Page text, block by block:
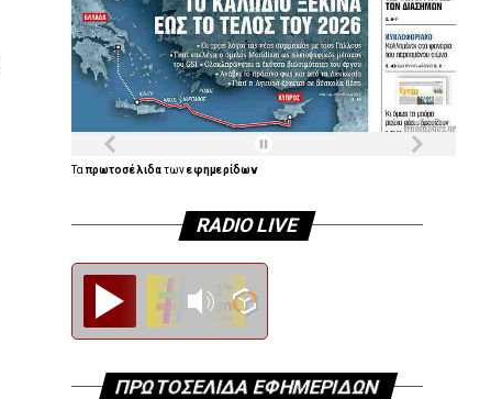
Ταπρωτοσέλιδατωνεφημερίδων
RADIO LIVE
ΠΡΩΤΟΣΕΛΙΔΑ ΕΦΗΜΕΡΙΔΩΝ